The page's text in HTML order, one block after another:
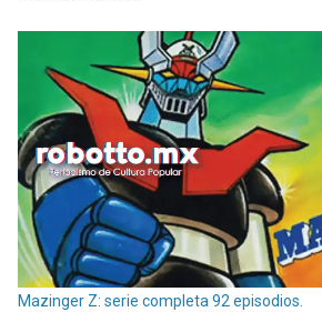
Mazinger Z: serie completa 92 episodios.